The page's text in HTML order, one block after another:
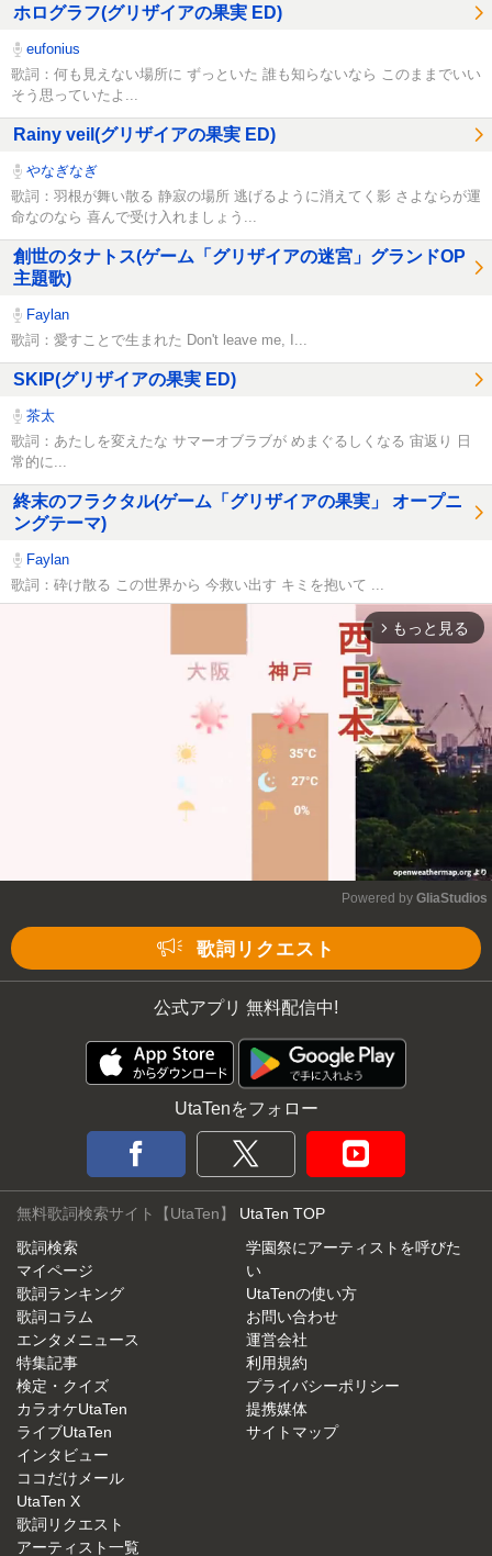
ホログラフ(グリザイアの果実 ED)
eufonius
歌詞：何も見えない場所に ずっといた 誰も知らないなら このままでいい
そう思っていたよ...
Rainy veil(グリザイアの果実 ED)
やなぎなぎ
歌詞：羽根が舞い散る 静寂の場所 逃げるように消えてく影 さよならが運
命なのなら 喜んで受け入れましょう...
創世のタナトス(ゲーム「グリザイアの迷宮」グランドOP
主題歌)
Faylan
歌詞：愛すことで生まれた Don't leave me, I...
SKIP(グリザイアの果実 ED)
茶太
歌詞：あたしを変えたな サマーオブラブが めまぐるしくなる 宙返り 日
常的に...
終末のフラクタル(ゲーム「グリザイアの果実」 オープニ
ングテーマ)
Faylan
歌詞：砕け散る この世界から 今救い出す キミを抱いて ...
arrow_forward_ios もっと見る
Powered by GliaStudios
歌詞リクエスト
公式アプリ 無料配信中!
UtaTenをフォロー
無料歌詞検索サイト【UtaTen】 UtaTen TOP
歌詞検索
マイページ
歌詞ランキング
歌詞コラム
エンタメニュース
特集記事
検定・クイズ
カラオケUtaTen
ライブUtaTen
インタビュー
ココだけメール
UtaTen X
歌詞リクエスト
アーティスト一覧
学園祭にアーティストを呼びた
い
UtaTenの使い方
お問い合わせ
運営会社
利用規約
プライバシーポリシー
提携媒体
サイトマップ